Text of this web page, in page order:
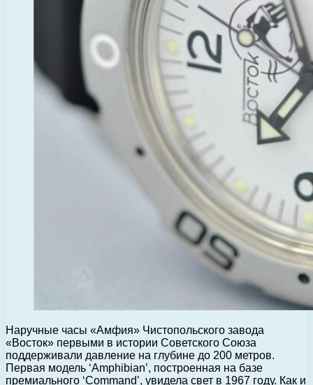
Наручные часы «Амфия» Чистопольского завода
«Восток» первыми в истории Советского Союза
поддерживали давление на глубине до 200 метров.
Первая модель ‘Amphibian’, построенная на базе
премиального ‘Command’, увидела свет в 1967 году. Как и